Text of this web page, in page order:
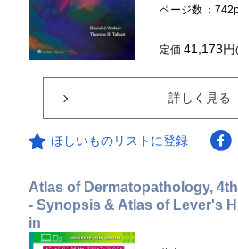
ページ数 ：
定価41,173円
詳しく見る
ほしいものリストに登録
Atlas of Dermatopathology,
- Synopsis & Atlas of Lever's
in